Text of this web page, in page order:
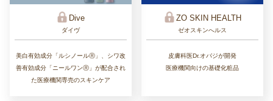
Dive
ダイヴ
美白有効成分「ルシノールⓇ」、シワ改
善有効成分「ニールワンⓇ」が配合され
た医療機関専売のスキンケア
ZO SKIN HEALTH
ゼオスキンへルス
皮膚科医Dr.オバジが開発
医療機関向けの基礎化粧品